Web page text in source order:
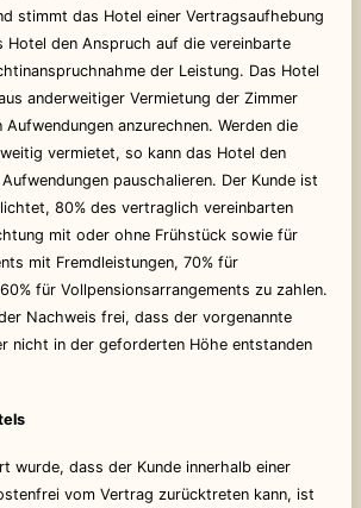
stimmt das Hotel einer Vertragsaufhebung
Hotel den Anspruch auf die vereinbarte
der Leistung. Das Hotel
anderweitiger Vermietung der Zimmer
anzurechnen. Werden die
vermietet, so kann das Hotel den
pauschalieren. Der Kunde ist
80% des vertraglich vereinbarten
mit oder ohne Frühstück sowie für
mit Fremdleistungen, 70% für
für Vollpensionsarrangements zu zahlen.
Nachweis frei, dass der vorgenannte
nicht in der geforderten Höhe entstanden
wurde, dass der Kunde innerhalb einer
vom Vertrag zurücktreten kann, ist